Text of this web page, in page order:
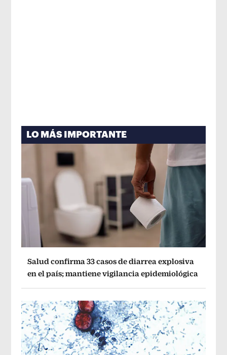
LO MÁS IMPORTANTE
Salud confirma 33 casos de diarrea explosiva
en el país; mantiene vigilancia epidemiológica